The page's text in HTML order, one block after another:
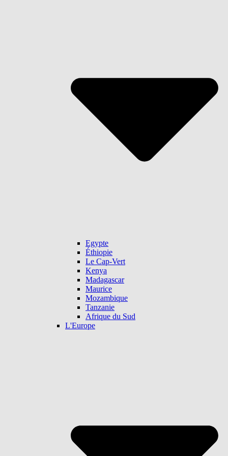
Egypte
Éthiopie
Le Cap-Vert
Kenya
Madagascar
Maurice
Mozambique
Tanzanie
Afrique du Sud
L'Europe